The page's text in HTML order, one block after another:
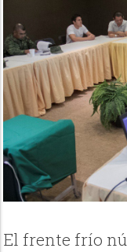
El frente frío